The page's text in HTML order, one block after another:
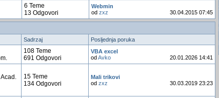
6 Teme
13 Odgovori
Webmin
od zxz 30.04.2015 07:45
Sadrzaj Posljednja poruka
108 Teme
691 Odgovori
VBA excel
odAvko 20.01.2026 14:41
15 Teme
134 Odgovori
Mali trikovi
od zxz 30.03.2019 23:23